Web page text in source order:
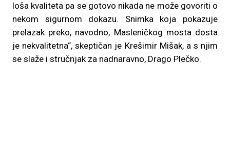
loša kvaliteta pa se gotovo nikada ne može govoriti o
nekom sigurnom dokazu. Snimka koja pokazuje
prelazak preko, navodno, Masleničkog mosta dosta
je nekvalitetna“, skeptičan je Krešimir Mišak, a s njim
se slaže i stručnjak za nadnaravno, Drago Plečko.